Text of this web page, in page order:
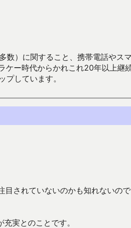
数）に関すること、携帯電話や
ケー時代からかれこれ20年以上
しています。
されていないのかも知れないの
実とのことです。